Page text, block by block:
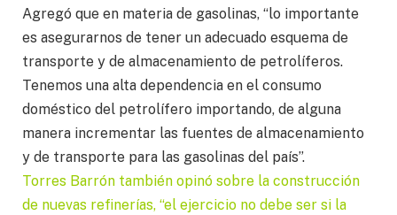
Agregó que en materia de gasolinas, “lo importante
es asegurarnos de tener un adecuado esquema de
transporte y de almacenamiento de petrolíferos.
Tenemos una alta dependencia en el consumo
doméstico del petrolífero importando, de alguna
manera incrementar las fuentes de almacenamiento
y de transporte para las gasolinas del país”.
Torres Barrón también opinó sobre la construcción
de nuevas refinerías, “el ejercicio no debe ser si la